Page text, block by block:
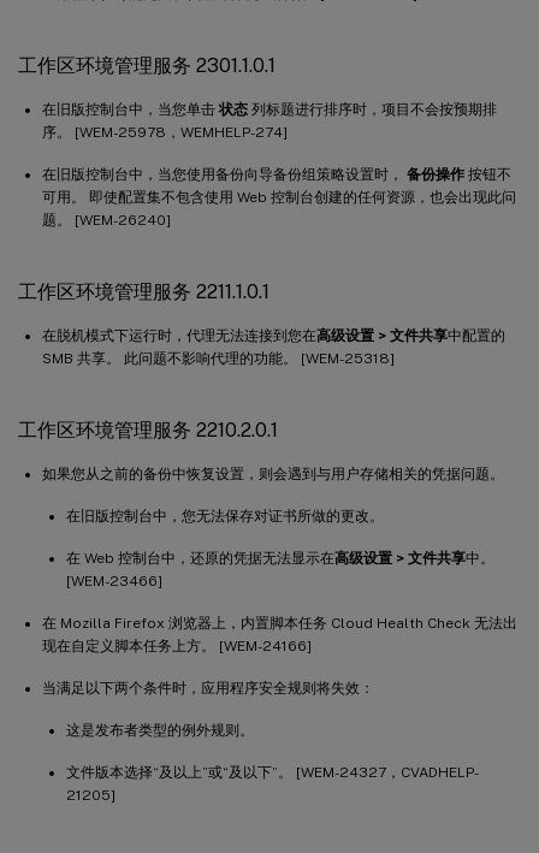
工作区环境管理服务 2301.1.0.1
在旧版控制台中，当您单击 状态 列标题进行排序时，项目不会按预期排
序。 [WEM-25978，WEMHELP-274]
在旧版控制台中，当您使用备份向导备份组策略设置时， 备份操作 按钮不
可用。 即使配置集不包含使用 Web 控制台创建的任何资源，也会出现此问
题。 [WEM-26240]
工作区环境管理服务 2211.1.0.1
在脱机模式下运行时，代理无法连接到您在高级设置 > 文件共享中配置的
SMB 共享。 此问题不影响代理的功能。 [WEM-25318]
工作区环境管理服务 2210.2.0.1
如果您从之前的备份中恢复设置，则会遇到与用户存储相关的凭据问题。
在旧版控制台中，您无法保存对证书所做的更改。
在 Web 控制台中，还原的凭据无法显示在高级设置 > 文件共享中。
[WEM-23466]
在 Mozilla Firefox 浏览器上，内置脚本任务 Cloud Health Check 无法出
现在自定义脚本任务上方。 [WEM-24166]
当满足以下两个条件时，应用程序安全规则将失效：
这是发布者类型的例外规则。
文件版本选择“及以上”或“及以下”。 [WEM-24327，CVADHELP-
21205]